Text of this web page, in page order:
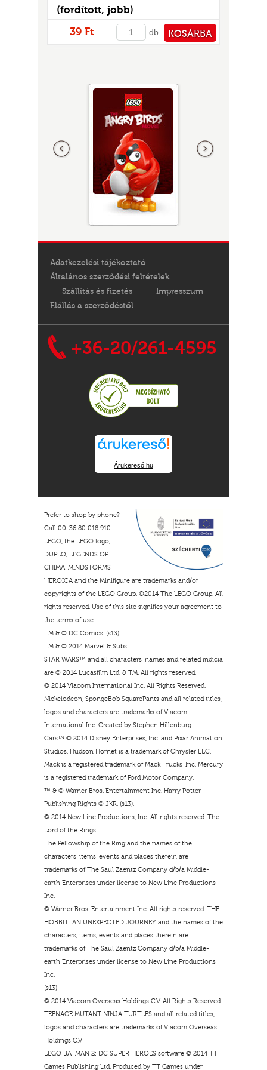
(fordított, jobb)
39 Ft db KOSÁRBA
Adatkezelési tájékoztató
Általános szerződési feltételek
Szállítás és fizetés
Impresszum
Elállás a szerződéstől
+36-20/261-4595
Árukereső.hu
Prefer to shop by phone?
Call 00-36 80 018 910.
LEGO, the LEGO logo,
DUPLO, LEGENDS OF
CHIMA, MINDSTORMS,
HEROICA and the Minifigure are trademarks and/or
copyrights of the LEGO Group. ©2014 The LEGO Group. All
rights reserved. Use of this site signifies your agreement to
the terms of use.
TM & © DC Comics. (s13)
TM & © 2014 Marvel & Subs.
STAR WARS™ and all characters, names and related indicia
are © 2014 Lucasfilm Ltd. & TM. All rights reserved.
© 2014 Viacom International Inc. All Rights Reserved.
Nickelodeon, SpongeBob SquarePants and all related titles,
logos and characters are trademarks of Viacom
International Inc. Created by Stephen Hillenburg.
Cars™ © 2014 Disney Enterprises, Inc. and Pixar Animation
Studios. Hudson Hornet is a trademark of Chrysler LLC.
Mack is a registered trademark of Mack Trucks, Inc. Mercury
is a registered trademark of Ford Motor Company.
™ & © Warner Bros. Entertainment Inc. Harry Potter
Publishing Rights © JKR. (s13).
© 2014 New Line Productions, Inc. All rights reserved. The
Lord of the Rings:
The Fellowship of the Ring and the names of the
characters, items, events and places therein are
trademarks of The Saul Zaentz Company d/b/a Middle-
earth Enterprises under license to New Line Productions,
Inc.
© Warner Bros. Entertainment Inc. All rights reserved. THE
HOBBIT: AN UNEXPECTED JOURNEY and the names of the
characters, items, events and places therein are
trademarks of The Saul Zaentz Company d/b/a Middle-
earth Enterprises under license to New Line Productions,
Inc.
(s13)
© 2014 Viacom Overseas Holdings C.V. All Rights Reserved.
TEENAGE MUTANT NINJA TURTLES and all related titles,
logos and characters are trademarks of Viacom Overseas
Holdings C.V
LEGO BATMAN 2: DC SUPER HEROES software © 2014 TT
Games Publishing Ltd. Produced by TT Games under